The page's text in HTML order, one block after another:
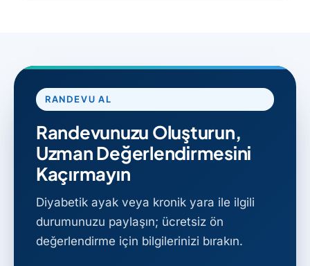
RANDEVU AL
Randevunuzu Oluşturun,
Uzman Değerlendirmesini
Kaçırmayın
Diyabetik ayak veya kronik yara ile ilgili
durumunuzu paylaşın; ücretsiz ön
değerlendirme için bilgilerinizi bırakın.